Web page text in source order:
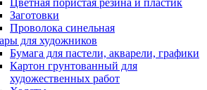
Цветная пористая резина и пластик
Заготовки
Проволока синельная
для художников
Бумага для пастели, акварели, графики
Картон грунтованный для
художественных работ